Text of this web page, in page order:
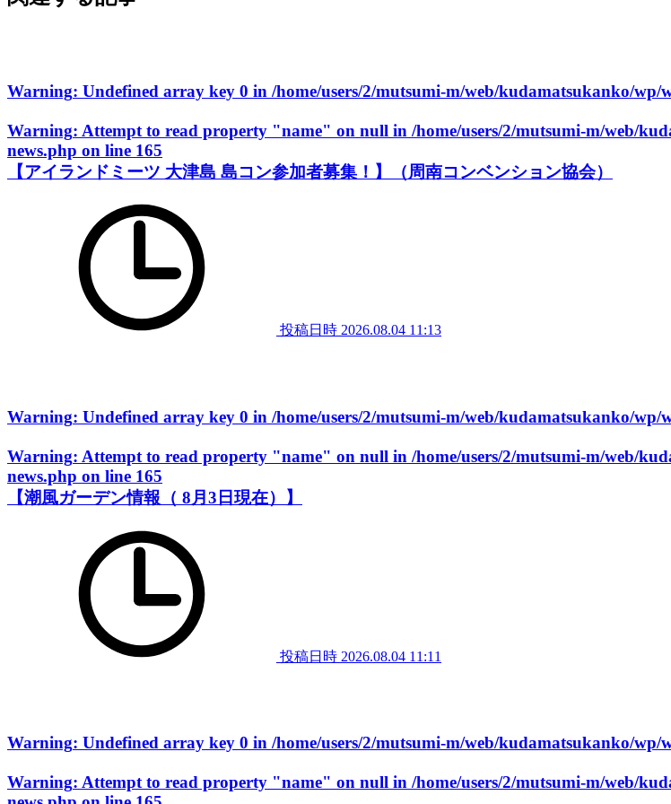
Warning: Undefined array key 0 in /home/users/2/mutsumi-m/web/kudamatsukanko/wp/
Warning: Attempt to read property "name" on null in /home/users/2/mutsumi-m/web/
news.php on line 165
【アイランドミーツ 大津島 島コン参加者募集！】（周南コンベンション協会）
投稿日時 2026.08.04 11:13
Warning: Undefined array key 0 in /home/users/2/mutsumi-m/web/kudamatsukanko/wp/
Warning: Attempt to read property "name" on null in /home/users/2/mutsumi-m/web/
news.php on line 165
【潮風ガーデン情報（ 8月3日現在）】
投稿日時 2026.08.04 11:11
Warning: Undefined array key 0 in /home/users/2/mutsumi-m/web/kudamatsukanko/wp/
Warning: Attempt to read property "name" on null in /home/users/2/mutsumi-m/web/